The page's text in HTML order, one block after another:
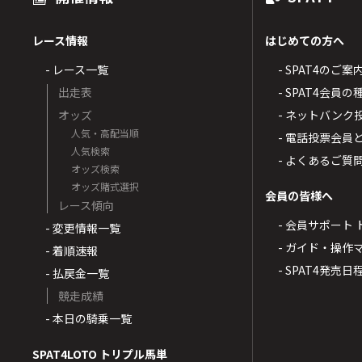
レース情報
- レース一覧
出走表
オッズ
人気・高配当順
人気検索
オッズ検索
オッズ賭式選択
レース傾向
- 変更情報一覧
- 着順速報
- 払戻金一覧
競走成績
- 本日の騎乗一覧
SPAT4LOTO トリプル馬単
はじめての方へ
- SPAT4のご案
- SPAT4会員の
- ネットバンク
- 電話投票会員
- よくあるご質
会員の皆様へ
- 会員サポート
- ガイド・操作
- SPAT4発売日